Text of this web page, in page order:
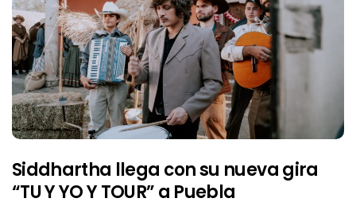
Siddhartha llega con su nueva gira
“TU Y YO Y TOUR” a Puebla